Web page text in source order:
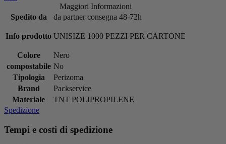
Maggiori Informazioni
Spedito da
da partner consegna 48-72h
Info prodotto UNISIZE 1000 PEZZI PER CARTONE
Colore
Nero
compostabile No
Tipologia
Perizoma
Brand
Packservice
Materiale
TNT POLIPROPILENE
Spedizione
Tempi e costi di spedizione